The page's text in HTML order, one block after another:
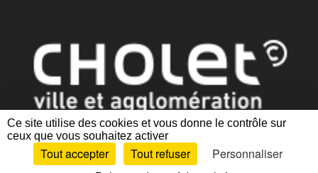
Ce site utilise des cookies et vous donne le contrôle sur
ceux que vous souhaitez activer
Tout accepter Tout refuser
Personnaliser
Mentions légales|Politique de confidentialité
des cookies |Plan du site Accessibilité : partiellement conforme